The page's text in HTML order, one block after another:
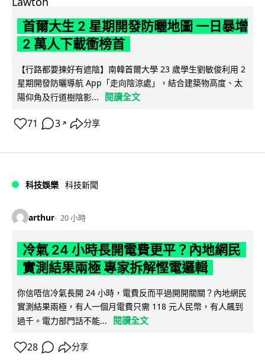
首爾大生 2 星期開發防曬地圖 一日暴增
2 萬人下載衝榜首
【行路都要揀好有遮陰】南韓首爾大學 23 歲學生劉敏俊利用 2
星期開發防曬導航 App「走向陰涼處」，結合建築物高度、太
陽仰角及行道樹陰影...
閱讀全文
71 3 ↗ 分享
科技娛樂 科技新聞
arthur 20 小時
冷氣 24 小時長開電費更平？內地網民
實測結果兩極 專家拆解慳電邏輯
你信唔信冷氣長開 24 小時，電費反而平過開開關關？內地網民
實測結果兩極，有人一個月電費只需 118 元人民幣，有人飆到
過千。電力部門話不能...
閱讀全文
28 分享